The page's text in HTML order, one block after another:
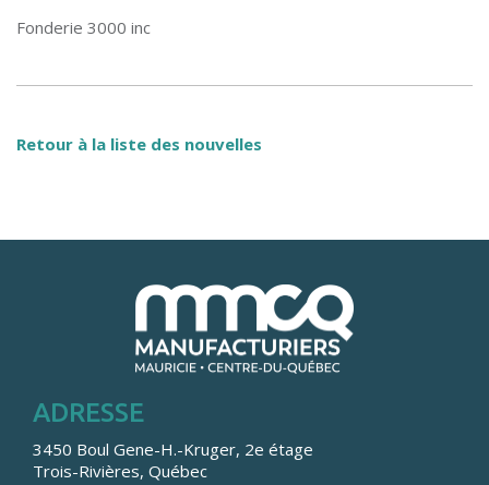
Fonderie 3000 inc
Retour à la liste des nouvelles
ADRESSE
3450 Boul Gene-H.-Kruger, 2e étage
Trois-Rivières, Québec